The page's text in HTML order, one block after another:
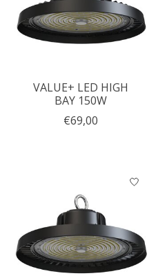
VALUE+ LED HIGH
BAY 150W
€69,00